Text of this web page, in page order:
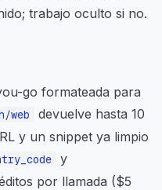
trabajo oculto si no.
go formateada para
web
devuelve hasta 10
y un snippet ya limpio
y
por llamada ($5